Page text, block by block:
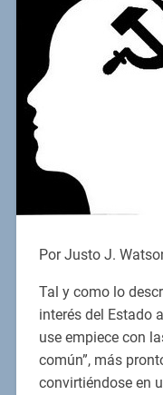
Por Justo J.
Tal y como lo
interés del Estado
use empiece con
común”, más
convirtiéndose en